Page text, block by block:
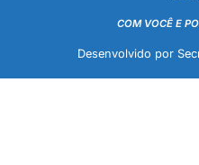
COM VOCÊ E
Desenvolvido por